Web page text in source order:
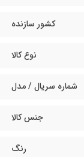
کشور سازنده
نوع کالا
شماره سریال / مدل
جنس کالا
رنگ